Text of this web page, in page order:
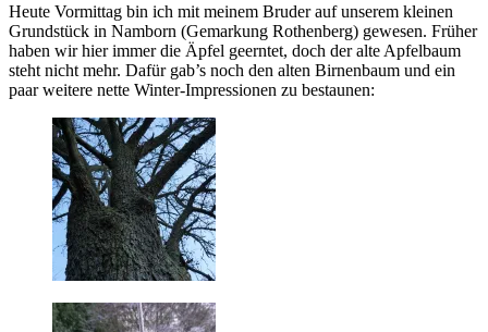
Heute Vormittag bin ich mit meinem Bruder auf unserem kleinen
Grundstück in Namborn (Gemarkung Rothenberg) gewesen. Früher
haben wir hier immer die Äpfel geerntet, doch der alte Apfelbaum
steht nicht mehr. Dafür gab’s noch den alten Birnenbaum und ein
paar weitere nette Winter-Impressionen zu bestaunen: